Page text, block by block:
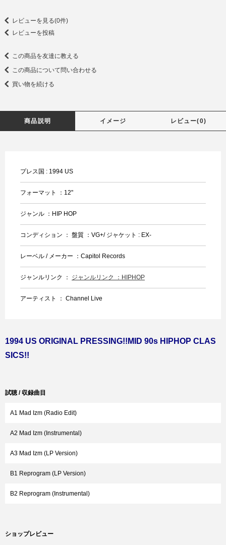
レビューを見る(0件)
レビューを投稿
この商品を友達に教える
この商品について問い合わせる
買い物を続ける
商品説明 イメージ レビュー(0)
プレス国 : 1994 US
フォーマット ：12"
ジャンル ：HIP HOP
コンディション ： 盤質 ：VG+/ ジャケット : EX-
レーベル / メーカー ：Capitol Records
ジャンルリンク ： ジャンルリンク ：HIPHOP
アーティスト ： Channel Live
1994 US ORIGINAL PRESSING!!MID 90s HIPHOP CLAS
SICS!!
試聴 / 収録曲目
A1 Mad Izm (Radio Edit)
A2 Mad Izm (Instrumental)
A3 Mad Izm (LP Version)
B1 Reprogram (LP Version)
B2 Reprogram (Instrumental)
ショップレビュー